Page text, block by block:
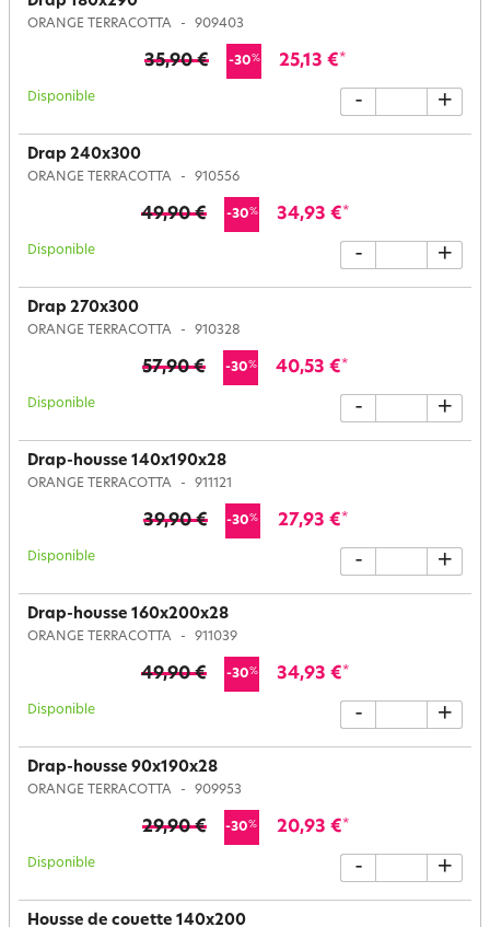
ORANGE TERRACOTTA 909403
35,90 € -30% 25,13 €*
Disponible - +
Drap 240x300
ORANGE TERRACOTTA 910556
49,90 € -30% 34,93 €*
Disponible - +
Drap 270x300
ORANGE TERRACOTTA 910328
57,90 € -30% 40,53 €*
Disponible - +
Drap-housse 140x190x28
ORANGE TERRACOTTA 911121
39,90 € -30% 27,93 €*
Disponible - +
Drap-housse 160x200x28
ORANGE TERRACOTTA 911039
49,90 € -30% 34,93 €*
Disponible - +
Drap-housse 90x190x28
ORANGE TERRACOTTA 909953
29,90 € -30% 20,93 €*
Disponible - +
Housse de couette 140x200